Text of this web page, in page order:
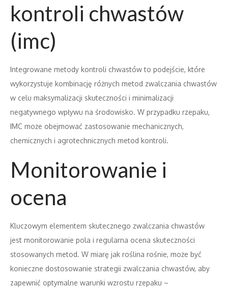
kontroli chwastów
(imc)
Integrowane metody kontroli chwastów to podejście, które
wykorzystuje kombinację różnych metod zwalczania chwastów
w celu maksymalizacji skuteczności i minimalizacji
negatywnego wpływu na środowisko. W przypadku rzepaku,
IMC może obejmować zastosowanie mechanicznych,
chemicznych i agrotechnicznych metod kontroli.
Monitorowanie i
ocena
Kluczowym elementem skutecznego zwalczania chwastów
jest monitorowanie pola i regularna ocena skuteczności
stosowanych metod. W miarę jak roślina rośnie, może być
konieczne dostosowanie strategii zwalczania chwastów, aby
zapewnić optymalne warunki wzrostu rzepaku –